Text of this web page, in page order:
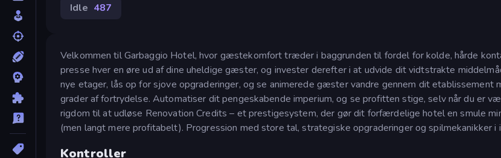
Idle 487
Velkommen til Garbaggio Hotel, hvor gæstekomfort træder i baggrunden til fordel for kolde, hårde
presse hver en øre ud af dine uheldige gæster, og invester derefter i at udvide dit vidtstrakte
nye etager, lås op for sjove opgraderinger, og se animerede gæster vandre gennem dit etablissement
grader af fortrydelse. Automatiser dit pengeskabende imperium, og se profitten stige, selv når du er
rigdom til at udløse Renovation Credits – et prestigesystem, der gør dit forfærdelige hotel en smule
(men langt mere profitabelt). Progression med store tal, strategiske opgraderinger og spilmekanikker i
Kontroller